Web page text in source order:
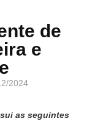
de
e
2024
as seguintes